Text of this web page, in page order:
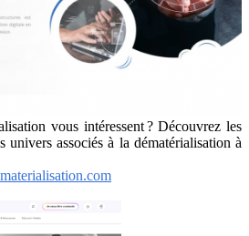
vous intéressent ? Découvrez les
univers associés à la dématérialisation à